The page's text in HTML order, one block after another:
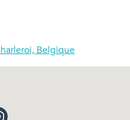
Belgique